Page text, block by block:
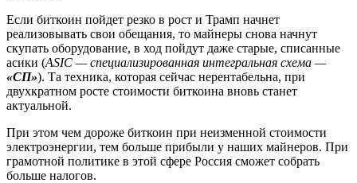
Если биткоин пойдет резко в рост и Трамп начнет
реализовывать свои обещания, то майнеры снова начнут
скупать оборудование, в ход пойдут даже старые, списанные
асики (ASIC — специализированная интегральная схема —
«СП»). Та техника, которая сейчас нерентабельна, при
двухкратном росте стоимости биткоина вновь станет
актуальной.
При этом чем дороже биткоин при неизменной стоимости
электроэнергии, тем больше прибыли у наших майнеров. При
грамотной политике в этой сфере Россия сможет собрать
больше налогов.